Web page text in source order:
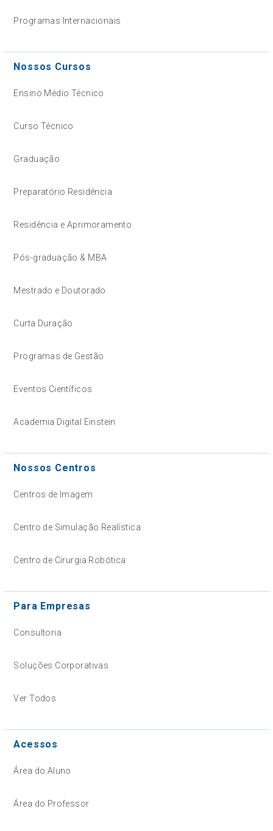
Programas Internacionais
Nossos Cursos
Ensino Médio Técnico
Curso Técnico
Graduação
Preparatório Residência
Residência e Aprimoramento
Pós-graduação & MBA
Mestrado e Doutorado
Curta Duração
Programas de Gestão
Eventos Científicos
Academia Digital Einstein
Nossos Centros
Centros de Imagem
Centro de Simulação Realística
Centro de Cirurgia Robótica
Para Empresas
Consultoria
Soluções Corporativas
Ver Todos
Acessos
Área do Aluno
Área do Professor